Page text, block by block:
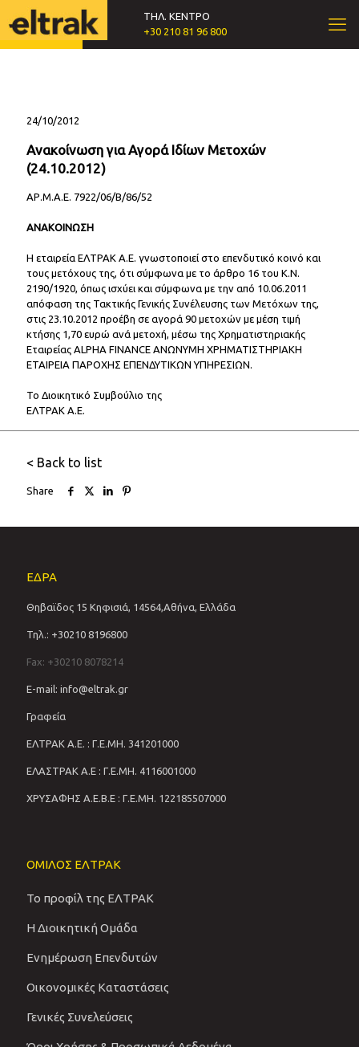
ΤΗΛ. ΚΕΝΤΡΟ
+30 210 81 96 800
24/10/2012
Ανακοίνωση για Αγορά Ιδίων Μετοχών
(24.10.2012)
ΑΡ.Μ.Α.Ε. 7922/06/Β/86/52
ΑΝΑΚΟΙΝΩΣΗ
Η εταιρεία ΕΛΤΡΑΚ Α.Ε. γνωστοποιεί στο επενδυτικό κοινό και
τους μετόχους της, ότι σύμφωνα με το άρθρο 16 του Κ.Ν.
2190/1920, όπως ισχύει και σύμφωνα με την από 10.06.2011
απόφαση της Τακτικής Γενικής Συνέλευσης των Μετόχων της,
στις 23.10.2012 προέβη σε αγορά 90 μετοχών με μέση τιμή
κτήσης 1,70 ευρώ ανά μετοχή, μέσω της Χρηματιστηριακής
Εταιρείας ALPHA FINANCE ΑΝΩΝΥΜΗ ΧΡΗΜΑΤΙΣΤΗΡΙΑΚΗ
ΕΤΑΙΡΕΙΑ ΠΑΡΟΧΗΣ ΕΠΕΝΔΥΤΙΚΩΝ ΥΠΗΡΕΣΙΩΝ.
Το Διοικητικό Συμβούλιο της
ΕΛΤΡΑΚ Α.Ε.
< Back to list
Share
ΕΔΡΑ
Θηβαϊδος 15 Κηφισιά, 14564,Αθήνα, Ελλάδα
Τηλ.: +30210 8196800
Fax: +30210 8078214
E-mail: info@eltrak.gr
Γραφεία
ΕΛΤΡΑΚ Α.Ε. : Γ.Ε.ΜΗ. 341201000
ΕΛΑΣΤΡΑΚ Α.Ε : Γ.Ε.ΜΗ. 4116001000
ΧΡΥΣΑΦΗΣ Α.Ε.Β.Ε : Γ.Ε.ΜΗ. 122185507000
ΟΜΙΛΟΣ ΕΛΤΡΑΚ
Το προφίλ της ΕΛΤΡΑΚ
Η Διοικητική Ομάδα
Ενημέρωση Επενδυτών
Οικονομικές Καταστάσεις
Γενικές Συνελεύσεις